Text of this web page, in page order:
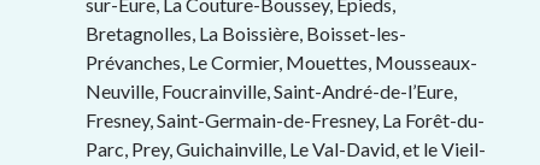
sur-Eure, La Couture-Boussey, Épieds,
Bretagnolles, La Boissière, Boisset-les-
Prévanches, Le Cormier, Mouettes, Mousseaux-
Neuville, Foucrainville, Saint-André-de-l’Eure,
Fresney, Saint-Germain-de-Fresney, La Forêt-du-
Parc, Prey, Guichainville, Le Val-David, et le Vieil-